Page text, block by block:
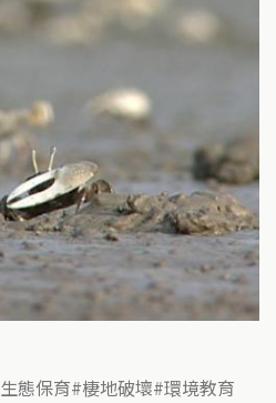
生態保育 棲地破壞 環境教育